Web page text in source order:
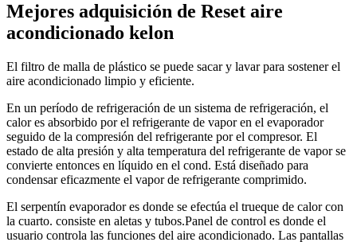
Mejores adquisición de Reset aire
acondicionado kelon
El filtro de malla de plástico se puede sacar y lavar para sostener el
aire acondicionado limpio y eficiente.
En un período de refrigeración de un sistema de refrigeración, el
calor es absorbido por el refrigerante de vapor en el evaporador
seguido de la compresión del refrigerante por el compresor. El
estado de alta presión y alta temperatura del refrigerante de vapor se
convierte entonces en líquido en el cond. Está diseñado para
condensar eficazmente el vapor de refrigerante comprimido.
El serpentín evaporador es donde se efectúa el trueque de calor con
la cuarto. consiste en aletas y tubos.Panel de control es donde el
usuario controla las funciones del aire acondicionado. Las pantallas